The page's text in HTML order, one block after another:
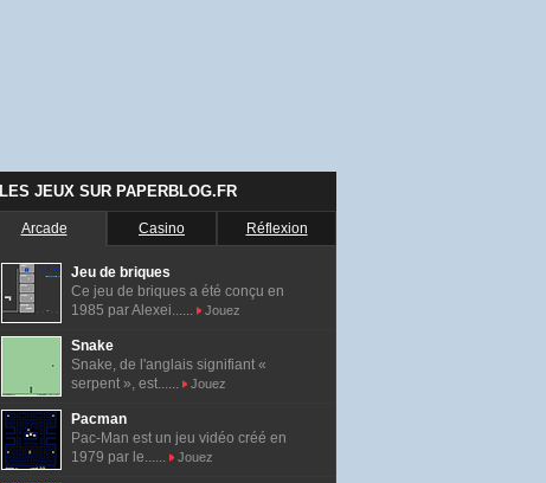
LES JEUX SUR PAPERBLOG.FR
Arcade Casino Réflexion
Jeu de briques
Ce jeu de briques a été conçu en
1985 par Alexei......
Jouez
Snake
Snake, de l'anglais signifiant «
serpent », est......
Jouez
Pacman
Pac-Man est un jeu vidéo créé en
1979 par le......
Jouez